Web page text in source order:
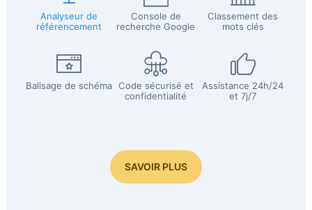
Analyseur de
référencement
Console de
recherche Google
Classement des
mots clés
Balisage de schéma Code sécurisé et
confidentialité
Assistance 24h/24
et 7j/7
SAVOIR PLUS